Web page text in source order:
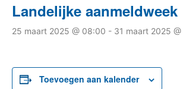
Landelijke aanmeldweek
25 maart 2025 @ 08:00 - 31 maart 2025
Toevoegen aan kalender